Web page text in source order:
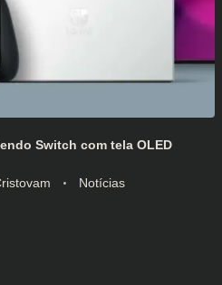
Switch com tela OLED
Notícias